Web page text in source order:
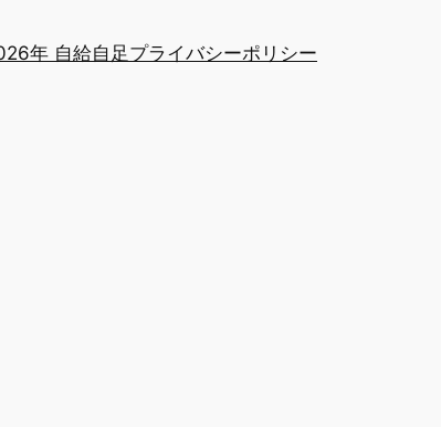
年 自給自足プライバシーポリシー